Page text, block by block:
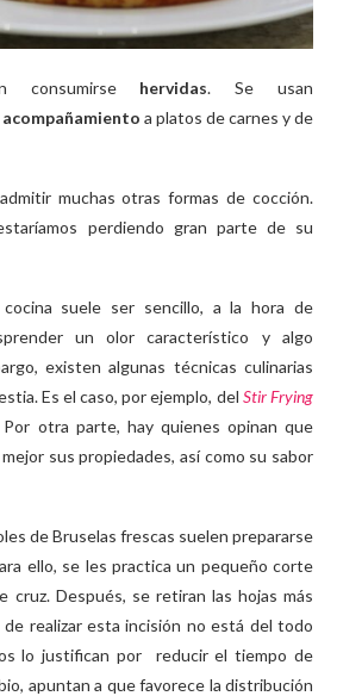
consumirse hervidas. Se usan
a platos de carnes y de
muchas otras formas de cocción.
perdiendo gran parte de su
suele ser sencillo, a la hora de
un olor característico y algo
existen algunas técnicas culinarias
Es el caso, por ejemplo, del Stir Frying
otra parte, hay quienes opinan que
sus propiedades, así como su sabor
de Bruselas frescas suelen prepararse
ello, se les practica un pequeño corte
cruz. Después, se retiran las hojas más
de realizar esta incisión no está del todo
lo justifican por reducir el tiempo de
apuntan a que favorece la distribución